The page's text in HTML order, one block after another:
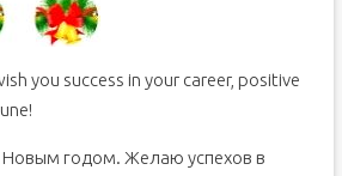
you success in your career, positive
Новым годом. Желаю успехов в